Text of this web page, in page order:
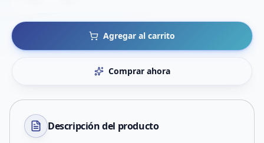
Agregar al carrito
Comprar ahora
Descripción del producto